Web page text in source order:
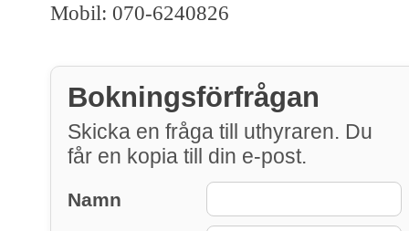
Mobil: 070-6240826
Bokningsförfrågan
Skicka en fråga till uthyraren. Du
får en kopia till din e-post.
Namn